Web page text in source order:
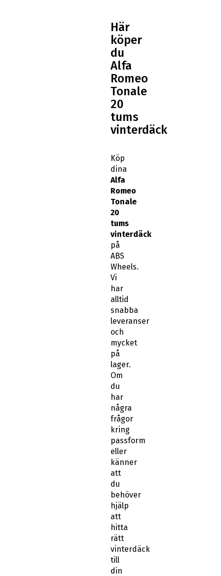
Här
köper
du
Alfa
Romeo
Tonale
20
tums
vinterdäck
Köp
dina
Alfa
Romeo
Tonale
20
tums
vinterdäck
på
ABS
Wheels.
Vi
har
alltid
snabba
leveranser
och
mycket
på
lager.
Om
du
har
några
frågor
kring
passform
eller
känner
att
du
behöver
hjälp
att
hitta
rätt
vinterdäck
till
din